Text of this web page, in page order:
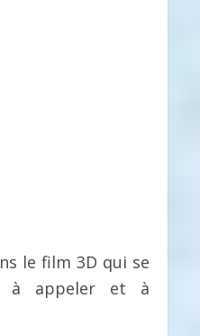
le film 3D qui se
à appeler et à